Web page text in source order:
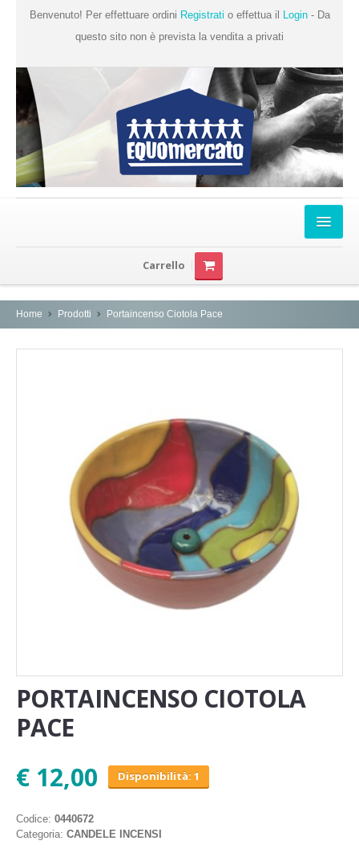
Benvenuto! Per effettuare ordini Registrati o effettua il Login- Da
questo sito non è prevista la vendita a privati
Chi Siamo
Prodotti
Produttori
Carrello
Home Prodotti Portaincenso Ciotola Pace
PORTAINCENSO CIOTOLA
PACE
€ 12,00
Disponibilità: 1
Codice: 0440672
Categoria: CANDELE INCENSI